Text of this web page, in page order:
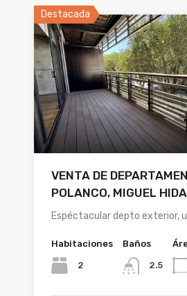
Destacada
VENTA DE
POLANCO, MIGUEL
Espéctacular depto exterior,
Habitaciones
2
Baños
2.5